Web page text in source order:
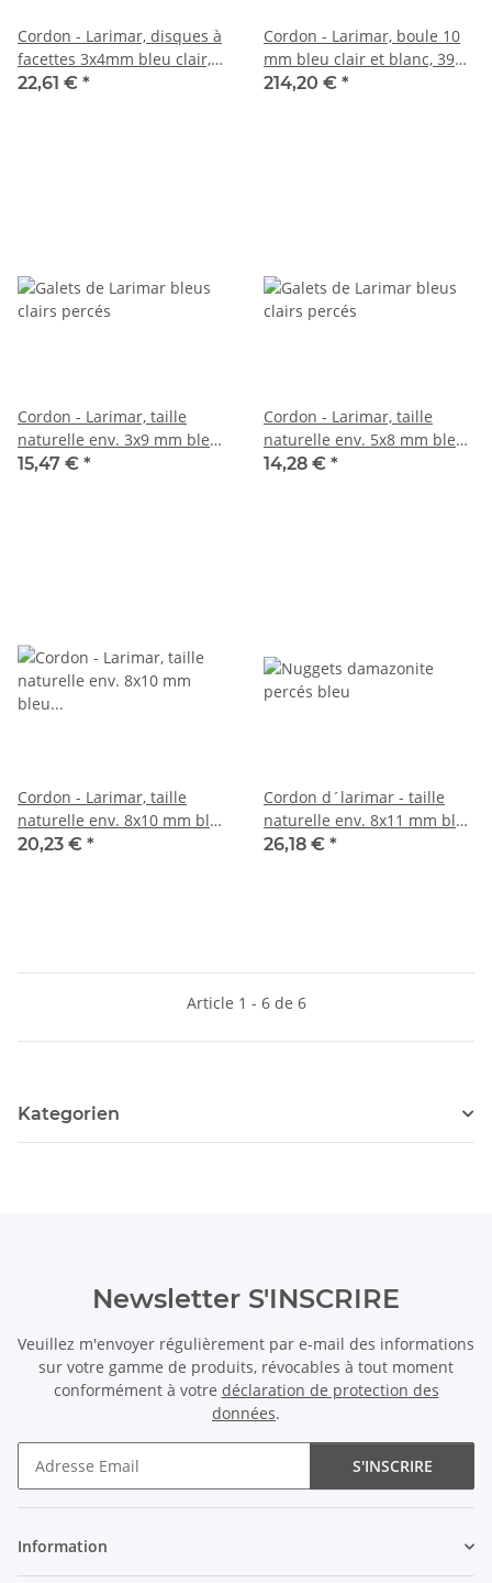
Cordon - Larimar, disques à
facettes 3x4mm bleu clair,
38,5cm /5466
22,61 € *
Cordon - Larimar, boule 10
mm bleu clair et blanc, 39
cm /1635
214,20 € *
Cordon - Larimar, taille
naturelle env. 3x9 mm bleu
clair, 40 cm /6863
15,47 € *
Cordon - Larimar, taille
naturelle env. 5x8 mm bleu
clair gris, 39 cm /6131
14,28 € *
Cordon - Larimar, taille
naturelle env. 8x10 mm bleu
clair rouge, 40 cm /6143
20,23 € *
Cordon d´larimar - taille
naturelle env. 8x11 mm bleu
clair rouge, longueur 39 cm
26,18 € *
Article 1 - 6 de 6
Kategorien
Newsletter S'INSCRIRE
Veuillez m'envoyer régulièrement par e-mail des informations
sur votre gamme de produits, révocables à tout moment
conformément à votre déclaration de protection des
données.
S'INSCRIRE
Information